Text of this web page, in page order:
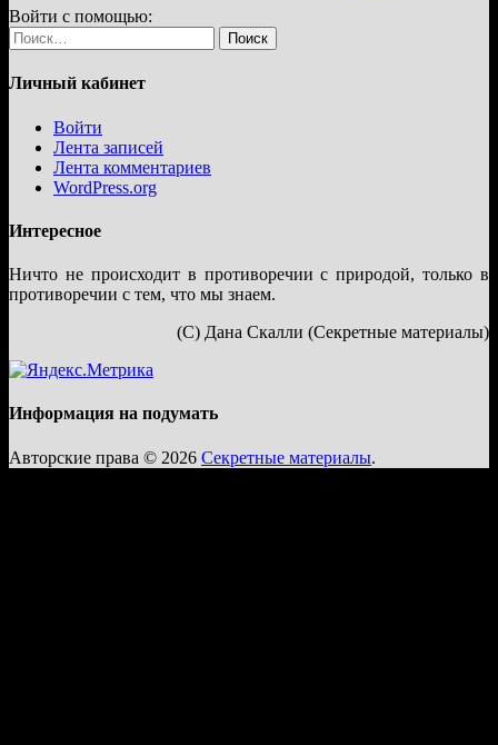
Войти с помощью:
Найти:
Личный кабинет
Войти
Лента записей
Лента комментариев
WordPress.org
Интересное
Ничто не происходит в противоречии с природой, только в
противоречии с тем, что мы знаем.
(С) Дана Скалли (Секретные материалы)
Информация на подумать
Авторские права © 2026 Секретные материалы.